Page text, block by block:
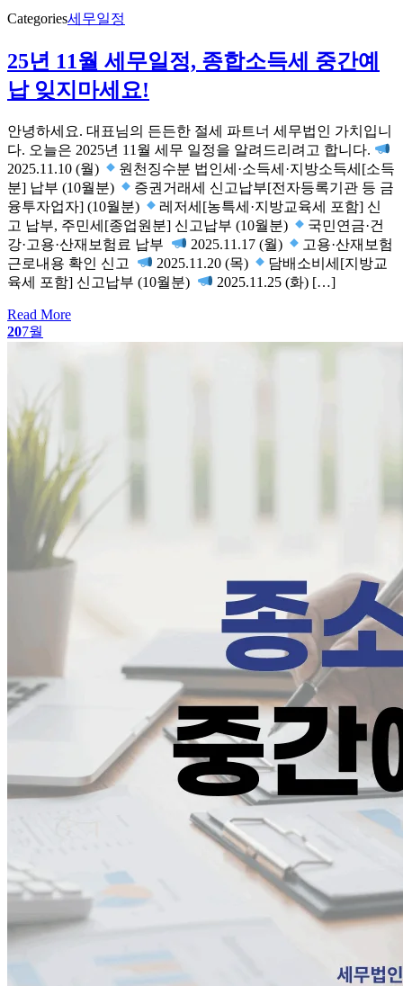
Categories세무일정
25년 11월 세무일정, 종합소득세 중간예
납 잊지마세요!
안녕하세요. 대표님의 든든한 절세 파트너 세무법인 가치입니
다. 오늘은 2025년 11월 세무 일정을 알려드리려고 합니다.
2025.11.10 (월)
원천징수분 법인세·소득세·지방소득세[소득
분] 납부 (10월분)
증권거래세 신고납부[전자등록기관 등 금
융투자업자] (10월분)
레저세[농특세·지방교육세 포함] 신
고 납부, 주민세[종업원분] 신고납부 (10월분)
국민연금·건
강·고용·산재보험료 납부 ​
2025.11.17 (월)
고용·산재보험
근로내용 확인 신고 ​
2025.11.20 (목)
담배소비세[지방교
육세 포함] 신고납부 (10월분) ​
2025.11.25 (화) […]
Read More
207월